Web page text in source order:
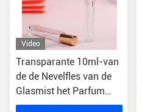
Video
Transparante 10ml-van
de de Nevelfles van de
Glasmist het Parfum
Fijne Spuitbus Lege